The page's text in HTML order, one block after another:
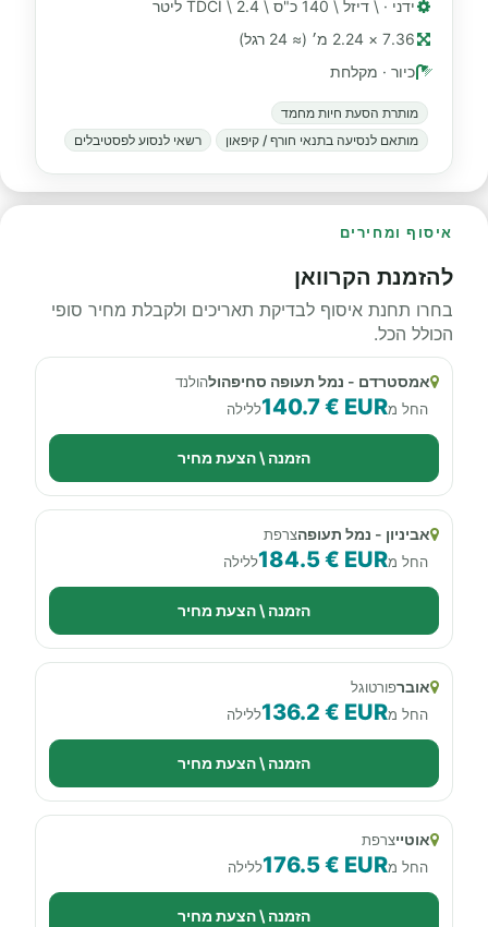
ידני · \ דיזל \ 140 כ"ס \ TDCI \ 2.4 ליטר
7.36 × 2.24 מ׳ (≈ 24 רגל)
כיור · מקלחת
מותרת הסעת חיות מחמד
מותאם לנסיעה בתנאי חורף / קיפאון
רשאי לנסוע לפסטיבלים
איסוף ומחירים
להזמנת הקרוואן
בחרו תחנת איסוף לבדיקת תאריכים ולקבלת מחיר סופי
הכולל הכל.
אמסטרדם - נמל תעופה סחיפהולהולנד
החל מ140.7 € EURללילה
הזמנה \ הצעת מחיר
אביניון - נמל תעופהצרפת
החל מ184.5 € EURללילה
הזמנה \ הצעת מחיר
אוברפורטוגל
החל מ136.2 € EURללילה
הזמנה \ הצעת מחיר
אוטייצרפת
החל מ176.5 € EURללילה
הזמנה \ הצעת מחיר